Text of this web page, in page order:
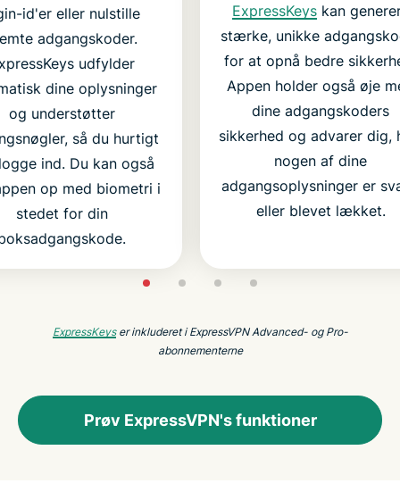
id'er eller nulstille
adgangskoder.
udfylder
dine oplysninger
og understøtter
så du hurtigt
ind. Du kan også
op med biometri i
stedet for din
ExpressKeyskan
stærke, unikke
for at opnå bedre
Appen holder også øje
dine adgangskoders
sikkerhed og advarer dig,
nogen af dine
adgangsoplysninger er
eller blevet lækket.
ExpressKeyser inkluderet i ExpressVPN Advanced- og Pro-
abonnementerne
Prøv ExpressVPN's funktioner